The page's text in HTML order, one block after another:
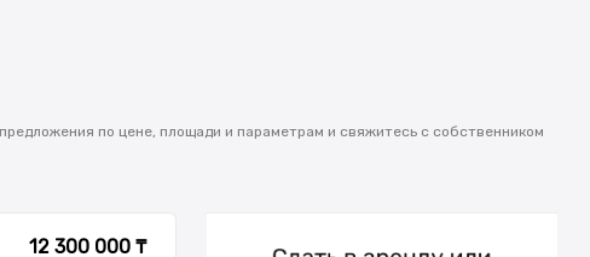
по цене, площади и параметрам и свяжитесь с собственником
12 300 000 ₸